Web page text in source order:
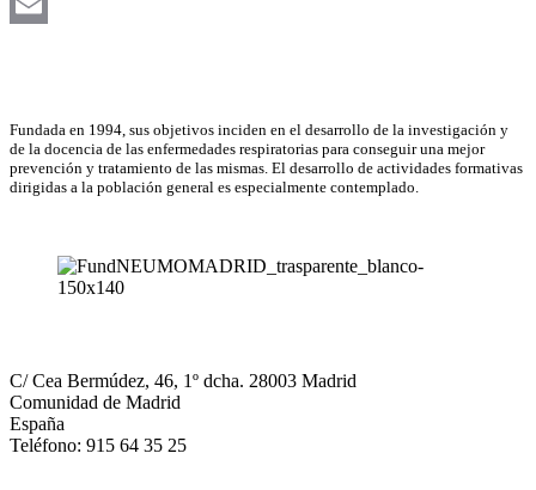
LinkedIn
Fundada en 1994, sus objetivos inciden en el desarrollo de la investigación y
de la docencia de las enfermedades respiratorias para conseguir una mejor
prevención y tratamiento de las mismas. El desarrollo de actividades formativas
dirigidas a la población general es especialmente contemplado.
C/ Cea Bermúdez, 46, 1º dcha. 28003 Madrid
Comunidad de Madrid
España
Teléfono: 915 64 35 25